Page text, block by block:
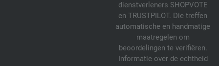
dienstverleners SHOPVOTE
en TRUSTPILOT. Die treffen
automatische en handmatige
maatregelen om
beoordelingen te verifiëren.
Informatie over de echtheid